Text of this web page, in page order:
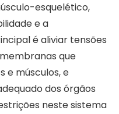
esquelético,
e a
é aliviar tensões
que
e músculos, e
dos órgãos
neste sistema